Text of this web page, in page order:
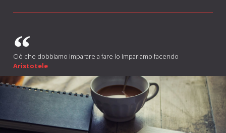
Ciò che dobbiamo imparare a fare lo impariamo facendo
Aristotele